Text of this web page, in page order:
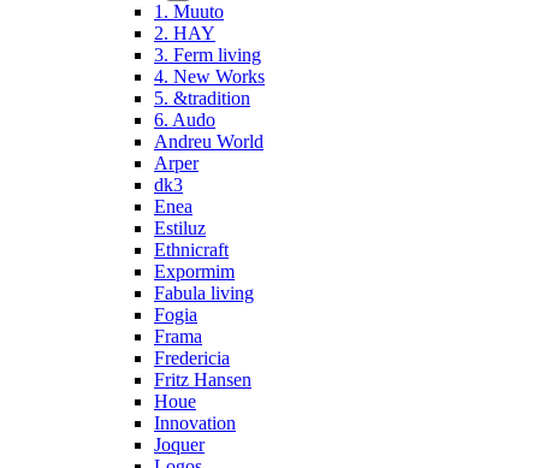
1. Muuto
2. HAY
3. Ferm living
4. New Works
5. &tradition
6. Audo
Andreu World
Arper
dk3
Enea
Estiluz
Ethnicraft
Expormim
Fabula living
Fogia
Frama
Fredericia
Fritz Hansen
Houe
Innovation
Joquer